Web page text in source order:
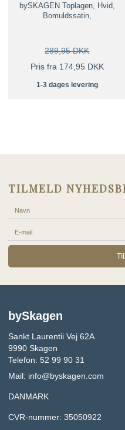
bySKAGEN Toplagen, Hvid,
Bomuldssatin,
289,95 DKK
Pris fra 174,95 DKK
1-3 dages levering
TILMELD
bySkagen
Sankt Laurentii Vej 62A
9990 Skagen
Telefon: 52 99 90 31
Mail: info@byskagen.com
DANMARK
CVR-nummer: 35050922